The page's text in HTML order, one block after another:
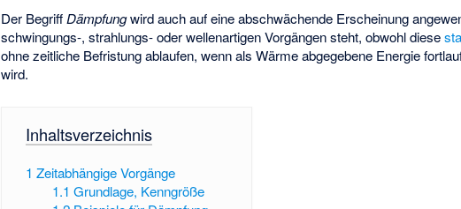
Der BegriffDämpfungwird auch auf eine abschwächende Erscheinung
schwingungs-, strahlungs- oder wellenartigen Vorgängen steht, obwohl diese
ohne zeitliche Befristung ablaufen, wenn als Wärme abgegebene Energie
wird.
Inhaltsverzeichnis
1 Zeitabhängige Vorgänge
1.1 Grundlage, Kenngröße